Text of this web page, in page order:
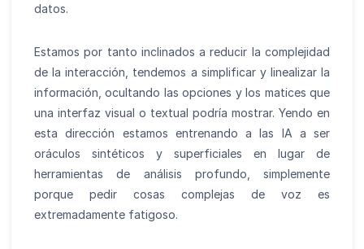
datos.
Estamos por tanto inclinados a reducir la complejidad
de la interacción, tendemos a simplificar y linealizar la
información, ocultando las opciones y los matices que
una interfaz visual o textual podría mostrar. Yendo en
esta dirección estamos entrenando a las IA a ser
oráculos sintéticos y superficiales en lugar de
herramientas de análisis profundo, simplemente
porque pedir cosas complejas de voz es
extremadamente fatigoso.